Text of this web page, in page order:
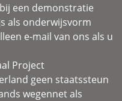
een demonstratie
als onderwijsvorm
e-mail van ons als u
Project
geen staatssteun
wegennet als